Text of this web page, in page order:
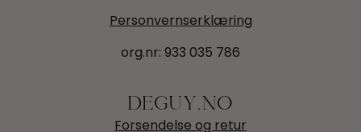
Personvernserklæring
org.nr: 933 035 786
Forsendelse og retur